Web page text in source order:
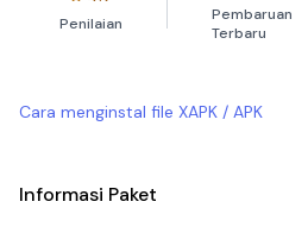
Penilaian
Pembaruan
Terbaru
Cara menginstal file XAPK / APK
Informasi Paket